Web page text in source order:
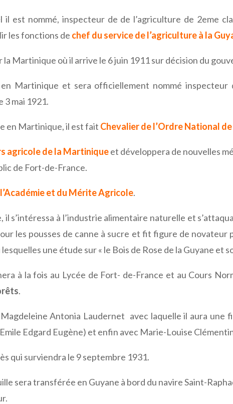
est nommé, inspecteur de de l’agriculture de 2eme
les fonctions de chef du service de l’agriculture à la
Martinique où il arrive le 6 juin 1911 sur décision du
Martinique et sera officiellement nommé inspecteur
3 mai 1921.
en Martinique, il est fait Chevalier de l’Ordre National
agricole de la Martiniqueet développera de nouvelles
de Fort-de-France.
et du Mérite Agricole.
s’intéressa à l’industrie alimentaire naturelle et
les pousses de canne à sucre et fit figure de
une étude sur « le Bois de Rose de la Guyane et
à la fois au Lycée de Fort- de-France et au Cours
.
Magdeleine Antonia Laudernet avec laquelle il aura une
Edgard Eugène) et enfin avec Marie-Louise
qui surviendra le 9 septembre 1931.
sera transférée en Guyane à bord du navire Saint-